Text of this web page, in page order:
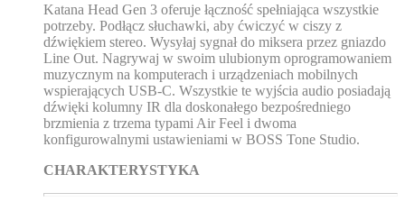
Katana Head Gen 3 oferuje łączność spełniająca wszystkie
potrzeby. Podłącz słuchawki, aby ćwiczyć w ciszy z
dźwiękiem stereo. Wysyłaj sygnał do miksera przez gniazdo
Line Out. Nagrywaj w swoim ulubionym oprogramowaniem
muzycznym na komputerach i urządzeniach mobilnych
wspierających USB-C. Wszystkie te wyjścia audio posiadają
dźwięki kolumny IR dla doskonałego bezpośredniego
brzmienia z trzema typami Air Feel i dwoma
konfigurowalnymi ustawieniami w BOSS Tone Studio.
CHARAKTERYSTYKA